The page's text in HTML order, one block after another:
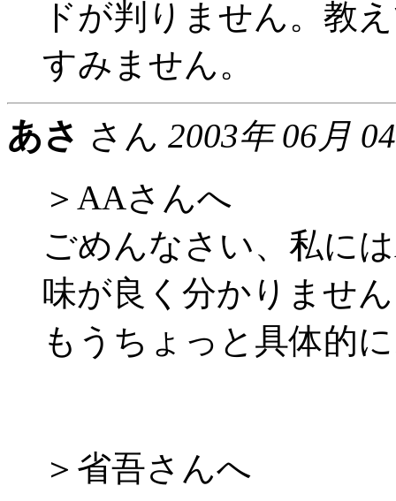
ドが判りません。教
すみません。
あさ さん 2003年 06月
＞AAさんへ
ごめんなさい、私に
味が良く分かりませ
もうちょっと具体的
＞省吾さんへ